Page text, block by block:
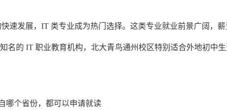
速发展，IT 类专业成为热门选择。这类专业就业前景广阔，薪
名的 IT 职业教育机构，北大青鸟通州校区特别适合外地初中
哪个省份，都可以申请就读